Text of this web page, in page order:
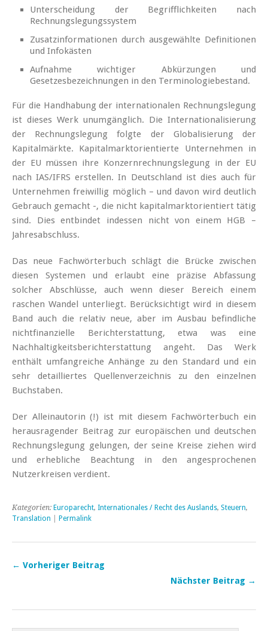
Unterscheidung der Begrifflichkeiten nach
Rechnungslegungssystem
Zusatzinformationen durch ausgewählte Definitionen
und Infokästen
Aufnahme wichtiger Abkürzungen und
Gesetzesbezeichnungen in den Terminologiebestand.
Für die Handhabung der internationalen Rechnungslegung
ist dieses Werk unumgänglich. Die Internationalisierung
der Rechnungslegung folgte der Globalisierung der
Kapitalmärkte. Kapitalmarktorientierte Unternehmen in
der EU müssen ihre Konzernrechnungslegung in der EU
nach IAS/IFRS erstellen. In Deutschland ist dies auch für
Unternehmen freiwillig möglich – und davon wird deutlich
Gebrauch gemacht -, die nicht kapitalmarktorientiert tätig
sind. Dies entbindet indessen nicht von einem HGB –
Jahresabschluss.
Das neue Fachwörterbuch schlägt die Brücke zwischen
diesen Systemen und erlaubt eine präzise Abfassung
solcher Abschlüsse, auch wenn dieser Bereich einem
raschen Wandel unterliegt. Berücksichtigt wird in diesem
Band auch die relativ neue, aber im Ausbau befindliche
nichtfinanzielle Berichterstattung, etwa was eine
Nachhaltigkeitsberichterstattung angeht. Das Werk
enthält umfangreiche Anhänge zu den Standard und ein
sehr detailliertes Quellenverzeichnis zu den einzelnen
Buchstaben.
Der Alleinautorin (!) ist mit diesem Fachwörterbuch ein
herausragender Beitrag zur europäischen und deutschen
Rechnungslegung gelungen, der seine Kreise ziehen wird
und erhebliche Beachtung in den angesprochenen
Nutzerkreisen verdient.
Kategorien: Europarecht, Internationales / Recht des Auslands, Steuern,
Translation
Permalink
← Vorheriger Beitrag
Nächster Beitrag →